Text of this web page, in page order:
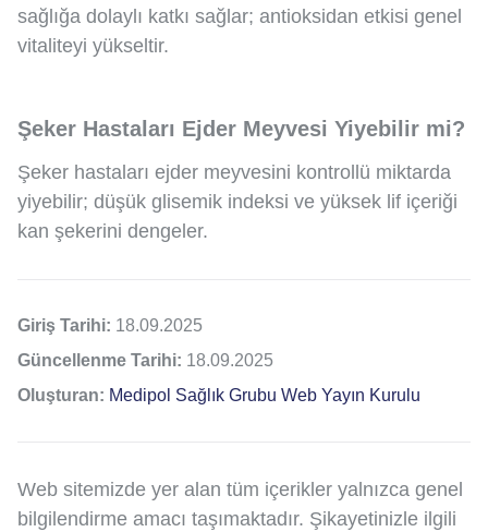
sağlığa dolaylı katkı sağlar; antioksidan etkisi genel
vitaliteyi yükseltir.
Şeker Hastaları Ejder Meyvesi Yiyebilir mi?
Şeker hastaları ejder meyvesini kontrollü miktarda
yiyebilir; düşük glisemik indeksi ve yüksek lif içeriği
kan şekerini dengeler.
Giriş Tarihi: 18.09.2025
Güncellenme Tarihi: 18.09.2025
Oluşturan: Medipol Sağlık Grubu Web Yayın Kurulu
Web sitemizde yer alan tüm içerikler yalnızca genel
bilgilendirme amacı taşımaktadır. Şikayetinizle ilgili